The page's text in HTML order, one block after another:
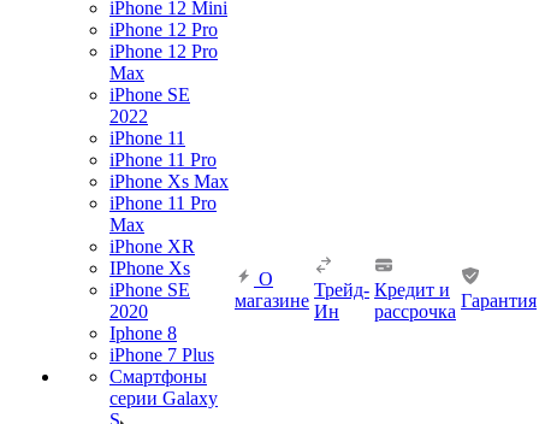
iPhone 12 Mini
iPhone 12 Pro
iPhone 12 Pro
Max
iPhone SE
2022
iPhone 11
iPhone 11 Pro
iPhone Xs Max
iPhone 11 Pro
Max
iPhone XR
IPhone Xs
iPhone SE
2020
Iphone 8
iPhone 7 Plus
Смартфоны
серии Galaxy
S
О
магазине
Трейд-
Ин
Кредит и
рассрочка
Гарантия